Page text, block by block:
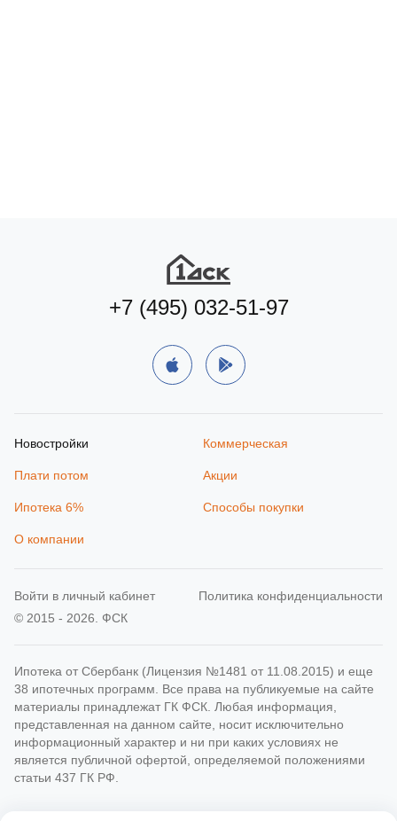
+7 (495) 032-51-97
Новостройки Коммерческая
Плати потом Акции
Ипотека 6% Способы покупки
О компании
© 2015 - 2026. ФСК
Политика конфиденциальности
Ипотека от Сбербанк (Лицензия №1481 от 11.08.2015) и еще
38 ипотечных программ. Все права на публикуемые на сайте
материалы принадлежат ГК ФСК. Любая информация,
представленная на данном сайте, носит исключительно
информационный характер и ни при каких условиях не
является публичной офертой, определяемой положениями
статьи 437 ГК РФ.
Войти в личный кабинет